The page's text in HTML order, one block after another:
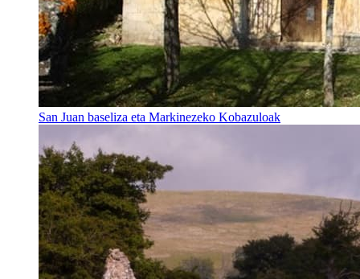
San Juan baseliza eta Markinezeko Kobazuloak